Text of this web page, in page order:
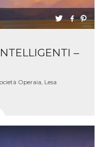
–
Operaia, Lesa